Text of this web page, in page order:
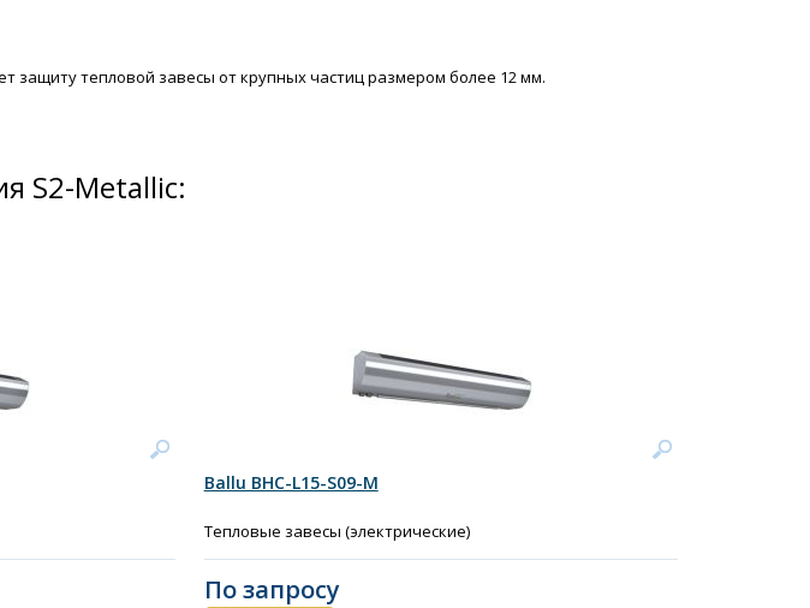
защиту тепловой завесы от крупных частиц размером более 12 мм.
S2-Metallic:
Ballu BHC-L15-S09-M
Тепловые завесы (электрические)
По запросу